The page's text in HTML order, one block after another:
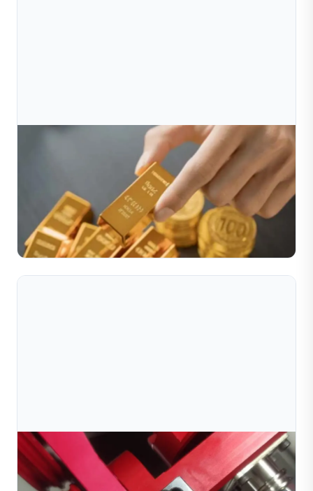
Giải Pháp Sản Xuất Bi Rỗng Tự Động Trong Chế
Trong ngành công nghiệp trang sức đầy cạnh tranh hiện
nay, các nhà sản xuất đang chịu áp lực ngày càng lớn
trong việc tạo ra những mẫu thiết kế có trọng lượng n...
Đọc toàn bộ bài viết
Jul 12, 2026
Máy Cắt Kim Cương Tốt Nhất Cho Dây Vàng Năm
2026